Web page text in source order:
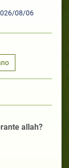
08/06
allah?